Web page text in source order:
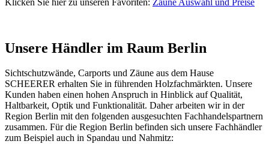
Unsere Händler im Raum Berlin
Sichtschutzwände, Carports und Zäune aus dem Hause
SCHEERER erhalten Sie in führenden Holzfachmärkten. Unsere
Kunden haben einen hohen Anspruch in Hinblick auf Qualität,
Haltbarkeit, Optik und Funktionalität. Daher arbeiten wir in der
Region Berlin mit den folgenden ausgesuchten Fachhandelspartnern
zusammen. Für die Region Berlin befinden sich unsere Fachhändler
zum Beispiel auch in Spandau und Nahmitz: